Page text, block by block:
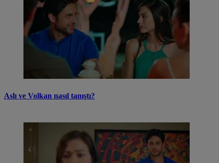
Aslı ve Volkan nasıl tanıştı?